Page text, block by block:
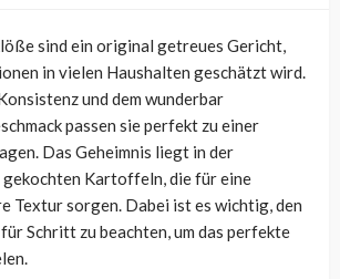
sind ein original getreues Gericht,
in vielen Haushalten geschätzt wird.
und dem wunderbar
passen sie perfekt zu einer
Das Geheimnis liegt in der
gekochten Kartoffeln, die für eine
Textur sorgen. Dabei ist es wichtig, den
Schritt zu beachten, um das perfekte